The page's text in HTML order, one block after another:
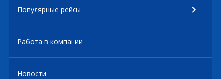
Популярные рейсы
Работа в компании
Новости